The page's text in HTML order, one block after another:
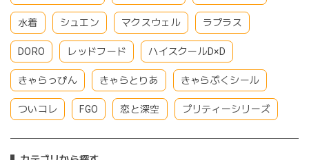
水着 シュエン マクスウェル ラプラス
DORO レッドフード ハイスクールD×D
きゃらっぴん きゃらとりあ きゃらぷくシール
ついコレ FGO 恋と深空 プリティーシリーズ